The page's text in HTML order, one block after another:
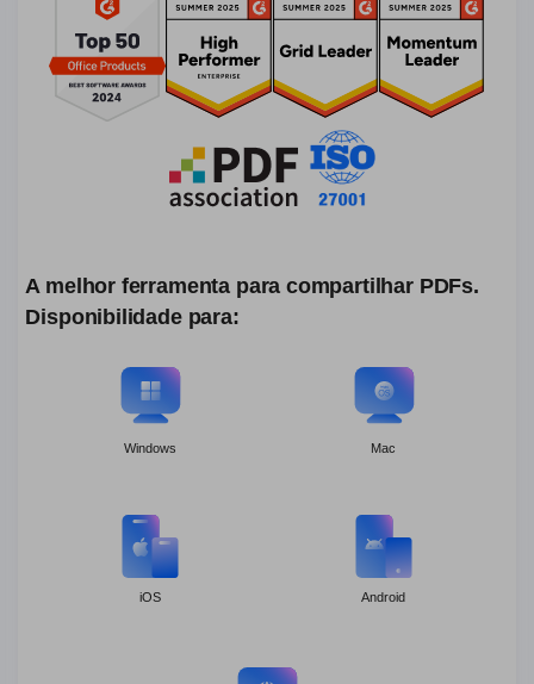
A melhor ferramenta para compartilhar PDFs.
Disponibilidade para:
Windows Mac
iOS Android